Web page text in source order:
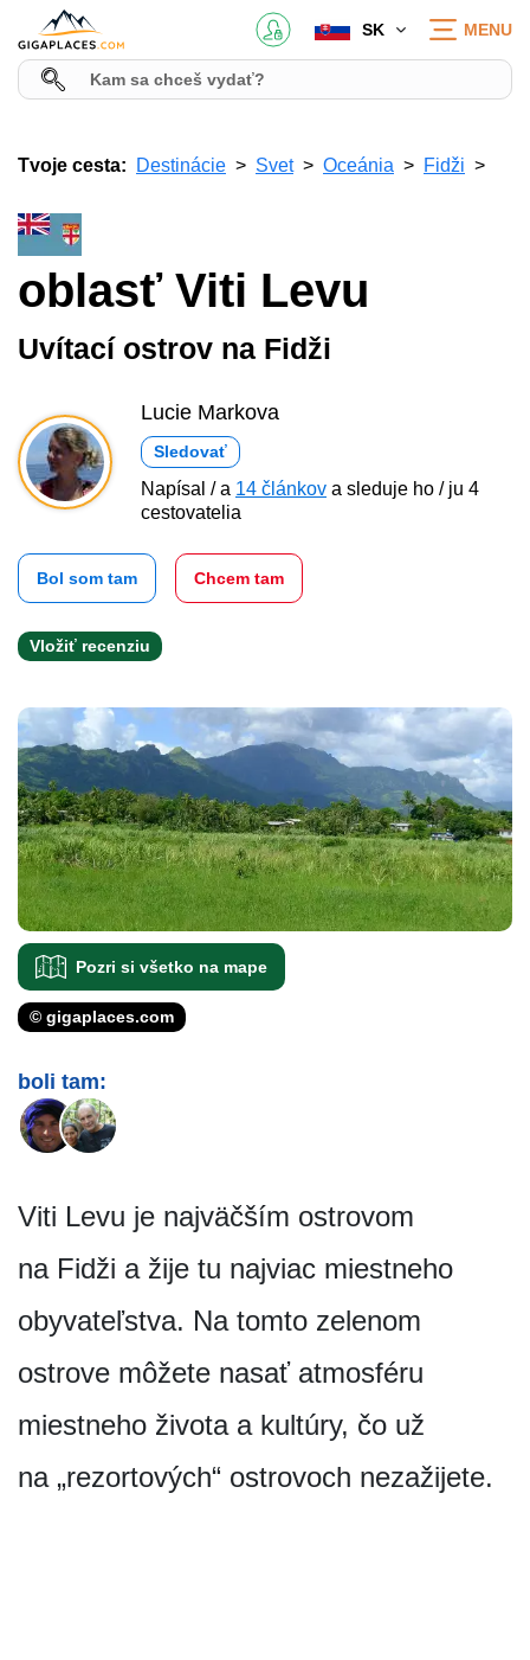
SK MENU
Tvoje cesta: Destinácie Svet Oceánia Fidži
oblasť Viti Levu
Uvítací ostrov na Fidži
Lucie Markova
Sledovať
Napísal / a 14 článkov a sleduje ho / ju 4
cestovatelia
Bol som tam Chcem tam
Vložiť recenziu
Pozri si všetko na mape
© gigaplaces.com
boli tam:
Viti Levu je najväčším ostrovom
na Fidži a žije tu najviac miestneho
obyvateľstva. Na tomto zelenom
ostrove môžete nasať atmosféru
miestneho života a kultúry, čo už
na „rezortových“ ostrovoch nezažijete.